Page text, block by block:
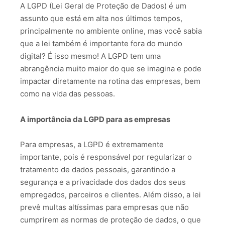
A LGPD (Lei Geral de Proteção de Dados) é um
assunto que está em alta nos últimos tempos,
principalmente no ambiente online, mas você sabia
que a lei também é importante fora do mundo
digital? É isso mesmo! A LGPD tem uma
abrangência muito maior do que se imagina e pode
impactar diretamente na rotina das empresas, bem
como na vida das pessoas.
A importância da LGPD para as empresas
Para empresas, a LGPD é extremamente
importante, pois é responsável por regularizar o
tratamento de dados pessoais, garantindo a
segurança e a privacidade dos dados dos seus
empregados, parceiros e clientes. Além disso, a lei
prevê multas altíssimas para empresas que não
cumprirem as normas de proteção de dados, o que